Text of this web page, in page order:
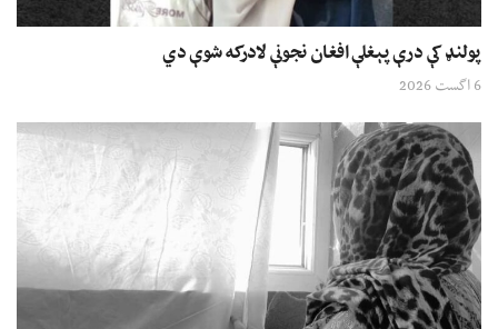
پولنډ کې درې پېغلې افغان نجونې لادرکه شوې دي
6 اگست 2026